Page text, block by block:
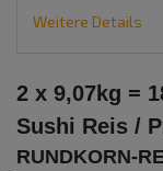
Weitere Details
2 x 9,07kg =
Sushi Reis /
RUNDKORN-